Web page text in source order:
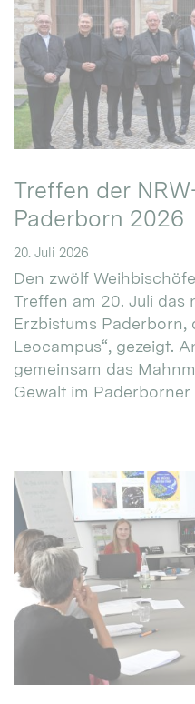
Treffen der
Paderborn 2026
20. Juli 2026
Den zwölf
Treffen am 20. Juli das
Erzbistums Paderborn,
Leocampus“, gezeigt.
gemeinsam das
Gewalt im Paderborner